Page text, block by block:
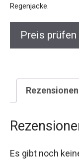
Regenjacke.
Preis prüfen
Es gibt noch